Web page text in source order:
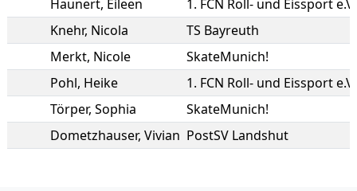
Haunert, Eileen
1. FCN Roll- und Eissport e.V
Knehr, Nicola
TS Bayreuth
Merkt, Nicole
SkateMunich!
Pohl, Heike
1. FCN Roll- und Eissport e.V
Törper, Sophia
SkateMunich!
Dometzhauser, Vivian PostSV Landshut